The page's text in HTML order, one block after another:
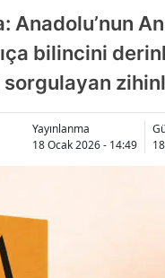
bilincini
Yayınlanma
18 Ocak 2026 - 14:49